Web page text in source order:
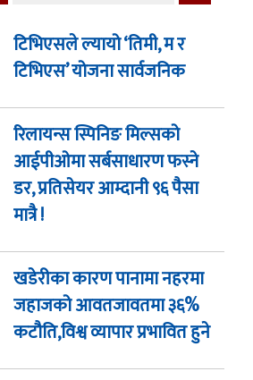
टिभिएसले ल्यायो ‘तिमी, म र
टिभिएस’ योजना सार्वजनिक
रिलायन्स स्पिनिङ मिल्सको
आईपीओमा सर्बसाधारण फस्ने
डर, प्रतिसेयर आम्दानी ९६ पैसा
मात्रै !
खडेरीका कारण पानामा नहरमा
जहाजको आवतजावतमा ३६%
कटौति,विश्व व्यापार प्रभावित हुने